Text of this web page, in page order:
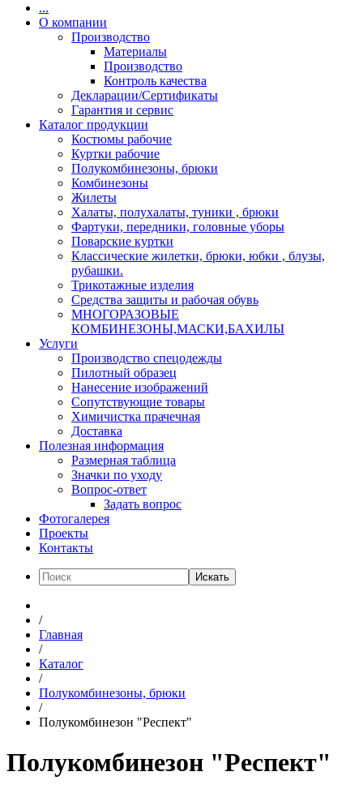
...
О компании
Производство
Материалы
Производство
Контроль качества
Декларации/Сертификаты
Гарантия и сервис
Каталог продукции
Костюмы рабочие
Куртки рабочие
Полукомбинезоны, брюки
Комбинезоны
Жилеты
Халаты, полухалаты, туники , брюки
Фартуки, передники, головные уборы
Поварские куртки
Классические жилетки, брюки, юбки , блузы,
рубашки.
Трикотажные изделия
Средства защиты и рабочая обувь
МНОГОРАЗОВЫЕ
КОМБИНЕЗОНЫ,МАСКИ,БАХИЛЫ
Услуги
Производство спецодежды
Пилотный образец
Нанесение изображений
Сопутствующие товары
Химичистка прачечная
Доставка
Полезная информация
Размерная таблица
Значки по уходу
Вопрос-ответ
Задать вопрос
Фотогалерея
Проекты
Контакты
Искать
/
Главная
/
Каталог
/
Полукомбинезоны, брюки
/
Полукомбинезон "Респект"
Полукомбинезон "Респект"